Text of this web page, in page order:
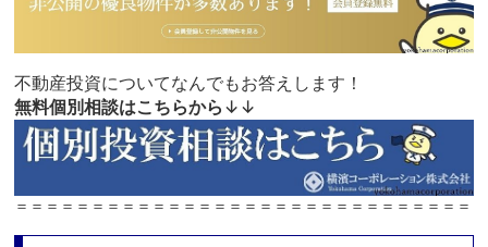
不動産投資についてなんでもお答えします！
無料個別相談はこちらから ↓↓
＝＝＝＝＝＝＝＝＝＝＝＝＝＝＝＝＝＝＝＝＝＝＝＝＝＝＝＝＝＝